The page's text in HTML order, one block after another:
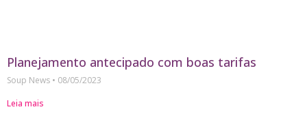
Planejamento antecipado com boas tarifas
Soup News
08/05/2023
Leia mais